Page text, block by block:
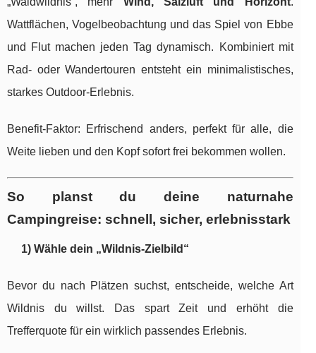
Wattflächen, Vogelbeobachtung und das Spiel von Ebbe
und Flut machen jeden Tag dynamisch. Kombiniert mit
Rad- oder Wandertouren entsteht ein minimalistisches,
starkes Outdoor-Erlebnis.
Benefit-Faktor: Erfrischend anders, perfekt für alle, die
Weite lieben und den Kopf sofort frei bekommen wollen.
So planst du deine naturnahe
Campingreise: schnell, sicher, erlebnisstark
1) Wähle dein „Wildnis-Zielbild“
Bevor du nach Plätzen suchst, entscheide, welche Art
Wildnis du willst. Das spart Zeit und erhöht die
Trefferquote für ein wirklich passendes Erlebnis.